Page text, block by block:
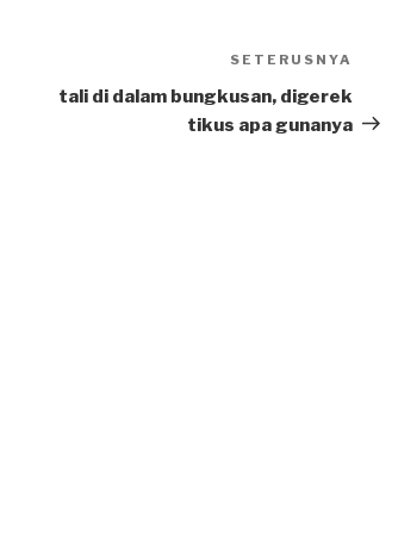
SETERUSNYA
tali di dalam bungkusan, digerek
tikus apa gunanya